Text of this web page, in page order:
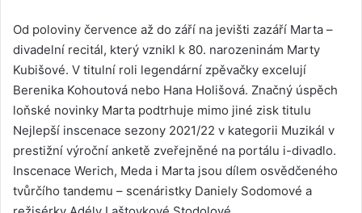
Od poloviny července až do září na jevišti zazáří Marta –
divadelní recitál, který vznikl k 80. narozeninám Marty
Kubišové. V titulní roli legendární zpěvačky excelují
Berenika Kohoutová nebo Hana Holišová. Značný úspěch
loňské novinky Marta podtrhuje mimo jiné zisk titulu
Nejlepší inscenace sezony 2021/22 v kategorii Muzikál v
prestižní výroční anketě zveřejněné na portálu i-divadlo.
Inscenace Werich, Meda i Marta jsou dílem osvědčeného
tvůrčího tandemu – scenáristky Daniely Sodomové a